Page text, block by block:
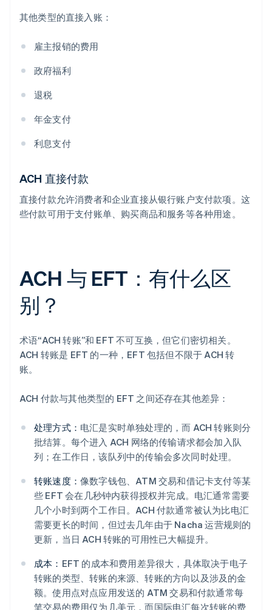
其他类型的直接入账：
雇主报销的费用
政府福利
退税
年金支付
利息支付
ACH 直接付款
直接付款允许消费者和企业直接从银行账户支付款项。这
些付款可用于支付账单、购买商品和服务等各种用途。
ACH 与 EFT：有什么区
别？
术语“ACH 转账”和 EFT 不可互换，但它们密切相关。
ACH 转账是 EFT 的一种，EFT 包括但不限于 ACH 转
账。
ACH 付款与其他类型的 EFT 之间还存在其他差异：
处理方式： 电汇是实时单独处理的，而 ACH 转账则分
批结算。每个进入 ACH 网络的传输请求都会加入队
列；在工作日，该队列中的传输会多次同时处理。
转账速度： 像数字钱包、ATM 交易和借记卡支付等某
些 EFT 会在几秒钟内获得授权并完成。电汇通常需要
几个小时到两个工作日。ACH 付款通常被认为比电汇
需要更长的时间，但过去几年由于 Nacha 运营规则的
更新，当日 ACH 转账的可用性已大幅提升。
成本： EFT 的成本和费用差异很大，具体取决于电子
转账的类型、转账的来源、转账的方向以及涉及的金
额。使用点对点应用发送的 ATM 交易和付款通常每
笔交易的费用仅为几美元，而国际电汇每次转账的费